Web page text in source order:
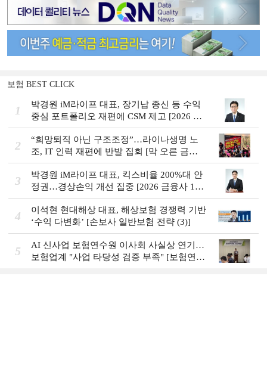
보험 BEST CLICK
1
박경원 iM라이프 대표, 장기납 종신 등 수익
중심 포트폴리오 재편에 CSM 제고 [2026 금
융사 상반기 실적]
2
“희망퇴직 아닌 구조조정”…라이나생명 노
조, IT 인력 재편에 반발 집회 [막 오른 금융
권 하투(夏鬪)]
3
박경원 iM라이프 대표, 킥스비율 200%대 안
정권…경상손익 개선 집중 [2026 금융사 1분
기 실적]
4
이석현 현대해상 대표, 해상보험 경쟁력 기반
‘수익 다변화ʼ [손보사 일반보험 전략 (3)]
5
AI 신사업 보험연수원 이사회 사실상 연기…
보험업계 "사업 타당성 검증 부족" [보험연수